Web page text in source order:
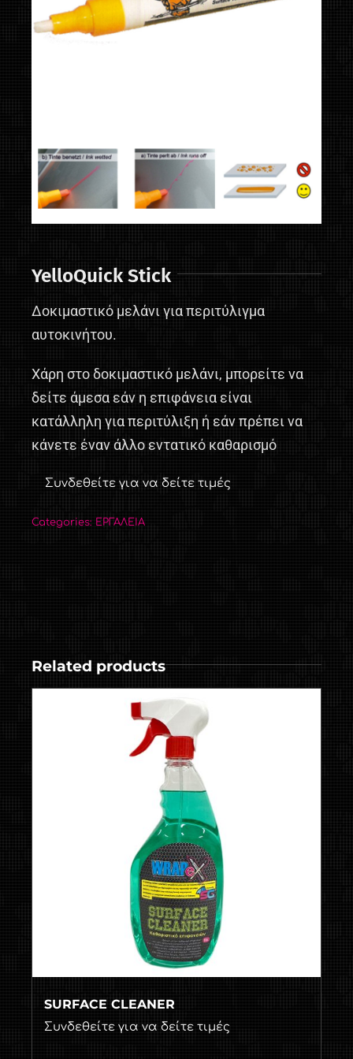
YelloQuick Stick
Δοκιμαστικό μελάνι για περιτύλιγμα
αυτοκινήτου.
Χάρη στο δοκιμαστικό μελάνι, μπορείτε να
δείτε άμεσα εάν η επιφάνεια είναι
κατάλληλη για περιτύλιξη ή εάν πρέπει να
κάνετε έναν άλλο εντατικό καθαρισμό
Συνδεθείτε για να δείτε τιμές
Categories: ΕΡΓΑΛΕΙΑ
Related products
SURFACE CLEANER
Συνδεθείτε για να δείτε τιμές